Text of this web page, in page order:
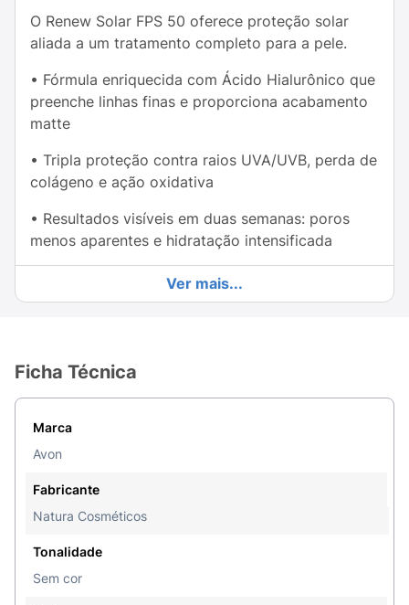
O Renew Solar FPS 50 oferece proteção solar
aliada a um tratamento completo para a pele.
• Fórmula enriquecida com Ácido Hialurônico que
preenche linhas finas e proporciona acabamento
matte
• Tripla proteção contra raios UVA/UVB, perda de
colágeno e ação oxidativa
• Resultados visíveis em duas semanas: poros
menos aparentes e hidratação intensificada
• Após quatro semanas, sinais de envelhecimento
são atenuados e a textura da pele fica mais
protegida todos os dias.
Para obter o máximo benefício do Renew Solar
limpa e seca, 30 minutos antes da exposição ao
sol. Use uma quantidade adequada para garantir
pelo rosto e pescoço, evitando a área dos olhos.
Ver mais...
Ficha Técnica
Marca
Avon
Fabricante
Natura Cosméticos
Tonalidade
Sem cor